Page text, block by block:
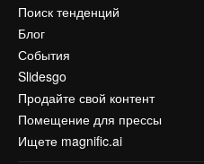
Поиск тенденций
Блог
События
Slidesgo
Продайте свой контент
Помещение для прессы
Ищете magnific.ai